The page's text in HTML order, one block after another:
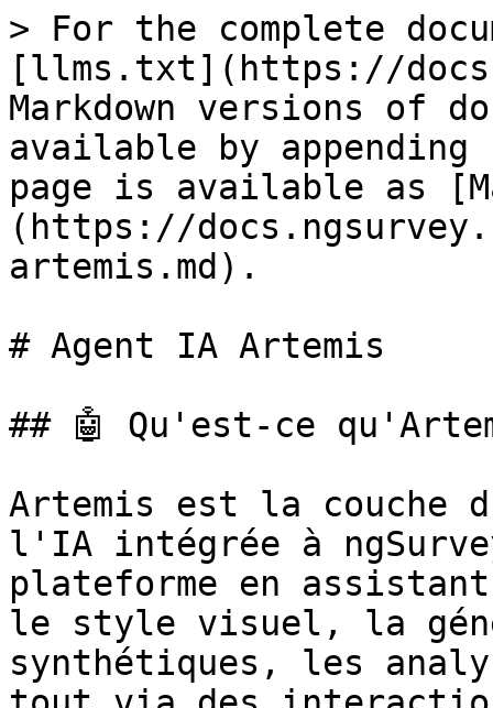
> For the complete
[llms.txt](https://
Markdown versions of
available by
page is available as
(https://
artemis.md).
# Agent IA Artemis
## 🤖️️ Qu'est-ce
Artemis est la couche
l'IA intégrée à
plateforme en
le style visuel, la
synthétiques, les